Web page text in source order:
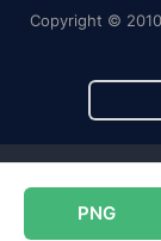
PNG
Copyright ©